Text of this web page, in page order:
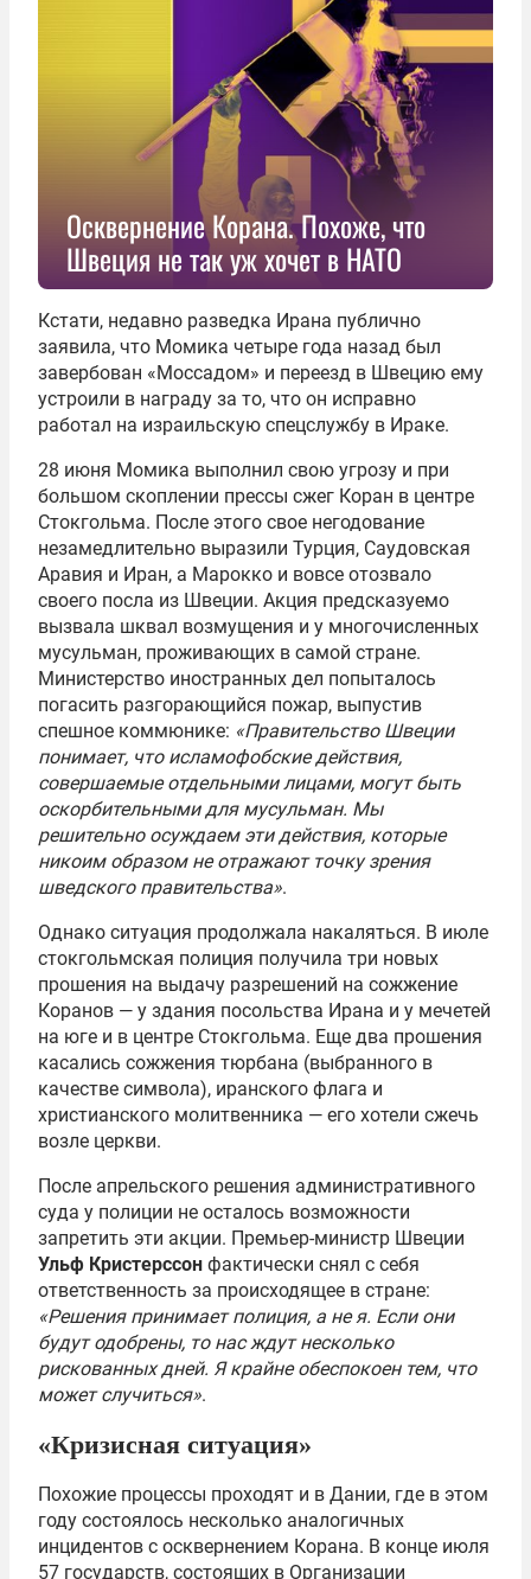
Осквернение Корана. Похоже, что
Швеция не так уж хочет в НАТО
Кстати, недавно разведка Ирана публично
заявила, что Момика четыре года назад был
завербован «Моссадом» и переезд в Швецию ему
устроили в награду за то, что он исправно
работал на израильскую спецслужбу в Ираке.
28 июня Момика выполнил свою угрозу и при
большом скоплении прессы сжег Коран в центре
Стокгольма. После этого свое негодование
незамедлительно выразили Турция, Саудовская
Аравия и Иран, а Марокко и вовсе отозвало
своего посла из Швеции. Акция предсказуемо
вызвала шквал возмущения и у многочисленных
мусульман, проживающих в самой стране.
Министерство иностранных дел попыталось
погасить разгорающийся пожар, выпустив
спешное коммюнике: «Правительство Швеции
понимает, что исламофобские действия,
совершаемые отдельными лицами, могут быть
оскорбительными для мусульман. Мы
решительно осуждаем эти действия, которые
никоим образом не отражают точку зрения
шведского правительства».
Однако ситуация продолжала накаляться. В июле
стокгольмская полиция получила три новых
прошения на выдачу разрешений на сожжение
Коранов — у здания посольства Ирана и у мечетей
на юге и в центре Стокгольма. Еще два прошения
касались сожжения тюрбана (выбранного в
качестве символа), иранского флага и
христианского молитвенника — его хотели сжечь
возле церкви.
После апрельского решения административного
суда у полиции не осталось возможности
запретить эти акции. Премьер-министр Швеции
Ульф Кристерссон фактически снял с себя
ответственность за происходящее в стране:
«Решения принимает полиция, а не я. Если они
будут одобрены, то нас ждут несколько
рискованных дней. Я крайне обеспокоен тем, что
может случиться».
«Кризисная ситуация»
Похожие процессы проходят и в Дании, где в этом
году состоялось несколько аналогичных
инцидентов с осквернением Корана. В конце июля
57 государств, состоящих в Организации